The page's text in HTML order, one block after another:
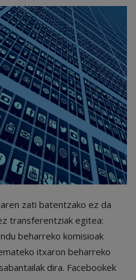
zati batentzako ez da
transferentziak egitea:
beharreko komisioak
itxaron beharreko
dira. Facebookek